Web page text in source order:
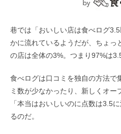
巷では「おいしい店は食べログ
かに流れているようだが、ちょっ
の店は全体の3%。つまり97%は
食べログは口コミを独自の方法で
ミ数が少なかったり、新しくオー
「本当はおいしいのに点数は3.5
るのだ。